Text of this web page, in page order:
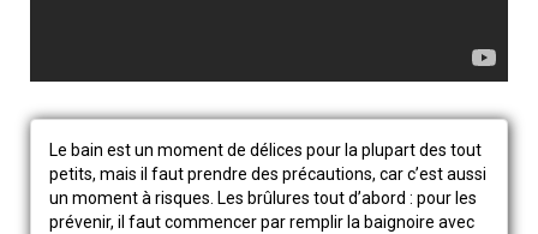
Le bain est un moment de délices pour la plupart des tout
petits, mais il faut prendre des précautions, car c’est aussi
un moment à risques. Les brûlures tout d’abord : pour les
prévenir, il faut commencer par remplir la baignoire avec